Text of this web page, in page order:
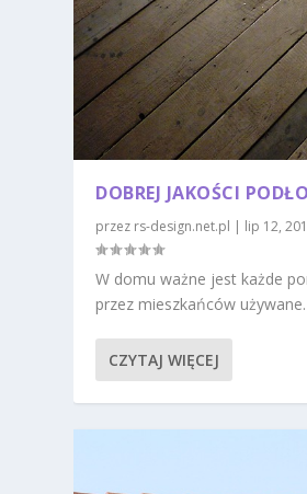
DOBREJ JAKOŚCI
przez rs-design.net.pl lip 12,
W domu ważne jest każde
przez mieszkańców używane.
CZYTAJ WIĘCEJ